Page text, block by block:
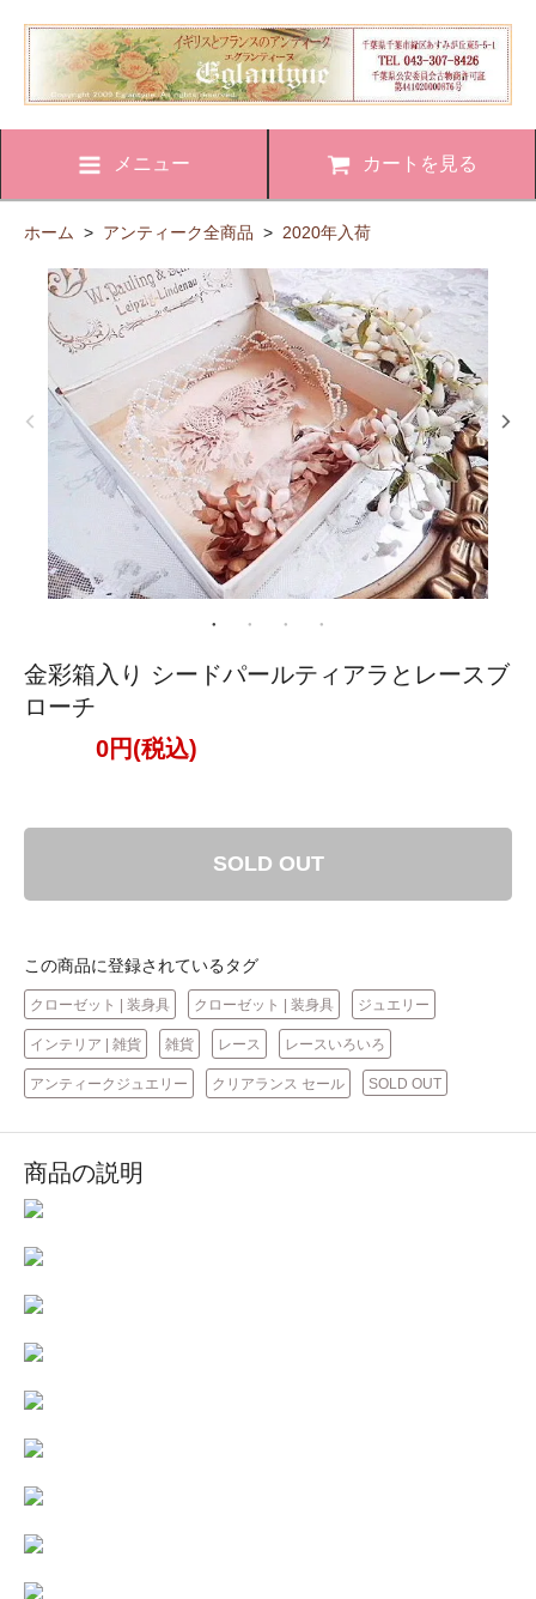
メニュー カートを見る
ホーム > アンティーク全商品 > 2020年入荷
金彩箱入り シードパールティアラとレースブ
ローチ
0円(税込)
SOLD OUT
この商品に登録されているタグ
クローゼット | 装身具 クローゼット | 装身具 ジュエリー
インテリア | 雑貨 雑貨 レース レースいろいろ
アンティークジュエリー クリアランス セール SOLD OUT
商品の説明